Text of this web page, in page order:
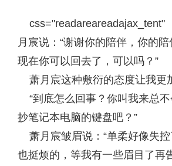
月宸说：“谢谢你的陪伴，你的陪
现在你可以回去了，可以吗？”
萧月宸这种敷衍的态度让我更
“到底怎么回事？你叫我来总
抄笔记本电脑的键盘吧？”
萧月宸皱眉说：“单柔好像失
也挺烦的，等我有一些眉目了